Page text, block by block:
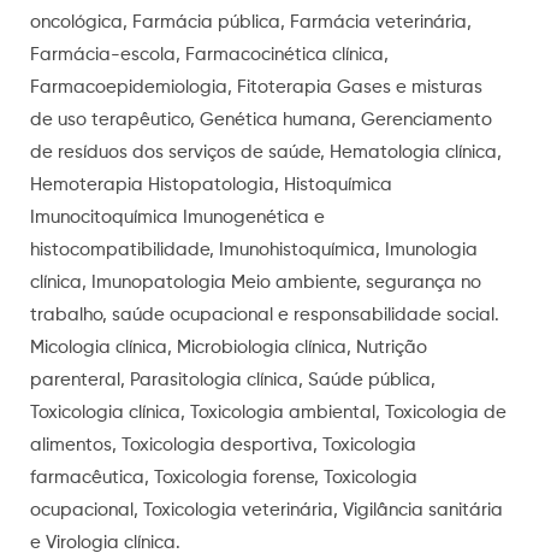
oncológica, Farmácia pública, Farmácia veterinária,
Farmácia-escola, Farmacocinética clínica,
Farmacoepidemiologia, Fitoterapia Gases e misturas
de uso terapêutico, Genética humana, Gerenciamento
de resíduos dos serviços de saúde, Hematologia clínica,
Hemoterapia Histopatologia, Histoquímica
Imunocitoquímica Imunogenética e
histocompatibilidade, Imunohistoquímica, Imunologia
clínica, Imunopatologia Meio ambiente, segurança no
trabalho, saúde ocupacional e responsabilidade social.
Micologia clínica, Microbiologia clínica, Nutrição
parenteral, Parasitologia clínica, Saúde pública,
Toxicologia clínica, Toxicologia ambiental, Toxicologia de
alimentos, Toxicologia desportiva, Toxicologia
farmacêutica, Toxicologia forense, Toxicologia
ocupacional, Toxicologia veterinária, Vigilância sanitária
e Virologia clínica.